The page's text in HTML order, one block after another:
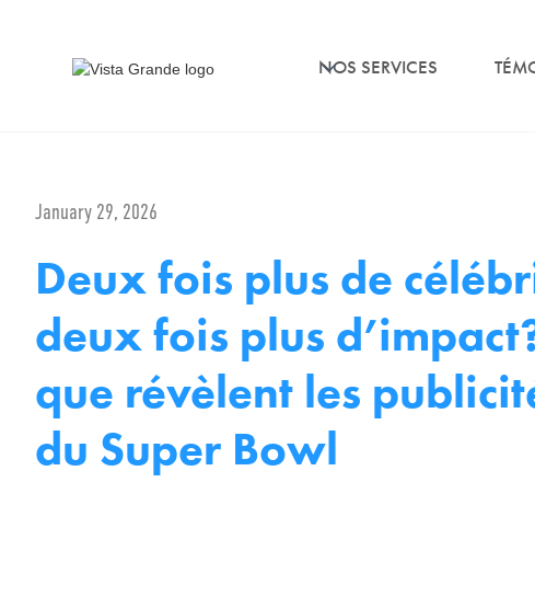
NOS SERVICES
January 29, 2026
Deux fois plus de
deux fois plus
que révèlent les
du Super Bowl